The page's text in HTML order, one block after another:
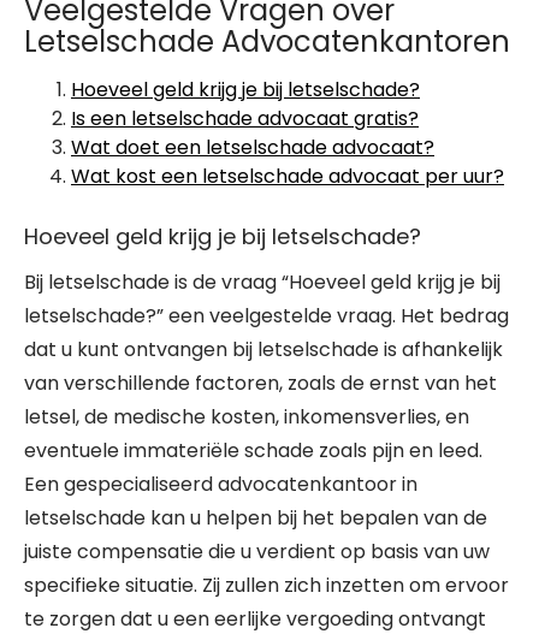
Veelgestelde Vragen over
Letselschade Advocatenkantoren
Hoeveel geld krijg je bij letselschade?
Is een letselschade advocaat gratis?
Wat doet een letselschade advocaat?
Wat kost een letselschade advocaat per uur?
Hoeveel geld krijg je bij letselschade?
Bij letselschade is de vraag “Hoeveel geld krijg je bij
letselschade?” een veelgestelde vraag. Het bedrag
dat u kunt ontvangen bij letselschade is afhankelijk
van verschillende factoren, zoals de ernst van het
letsel, de medische kosten, inkomensverlies, en
eventuele immateriële schade zoals pijn en leed.
Een gespecialiseerd advocatenkantoor in
letselschade kan u helpen bij het bepalen van de
juiste compensatie die u verdient op basis van uw
specifieke situatie. Zij zullen zich inzetten om ervoor
te zorgen dat u een eerlijke vergoeding ontvangt